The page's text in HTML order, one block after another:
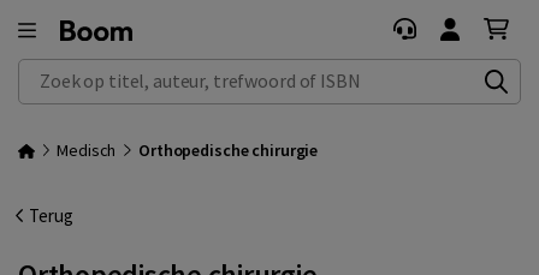
Zoek op titel, auteur, trefwoord of ISBN
Medisch Orthopedische chirurgie
Terug